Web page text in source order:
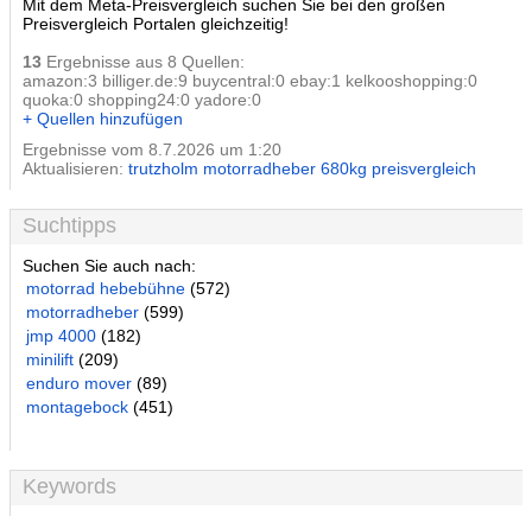
Mit dem Meta-Preisvergleich suchen Sie bei den großen
Preisvergleich Portalen gleichzeitig!
13 Ergebnisse aus 8 Quellen:
amazon:3 billiger.de:9 buycentral:0 ebay:1 kelkooshopping:0
quoka:0 shopping24:0 yadore:0
+ Quellen hinzufügen
Ergebnisse vom 8.7.2026 um 1:20
Aktualisieren: trutzholm motorradheber 680kg preisvergleich
Suchtipps
Suchen Sie auch nach:
motorrad hebebühne (572)
motorradheber (599)
jmp 4000 (182)
minilift (209)
enduro mover (89)
montagebock (451)
Keywords